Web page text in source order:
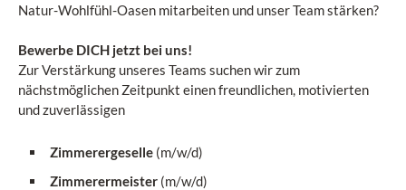
Natur-Wohlfühl-Oasen mitarbeiten und unser Team stärken?
Bewerbe DICH jetzt bei uns!
Zur Verstärkung unseres Teams suchen wir zum
nächstmöglichen Zeitpunkt einen freundlichen, motivierten
und zuverlässigen
Zimmerergeselle (m/w/d)
Zimmerermeister (m/w/d)